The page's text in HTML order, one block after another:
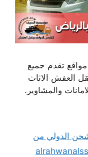
تقدم جميع
العفش الاثاث
والمشاوير.
الدولي من